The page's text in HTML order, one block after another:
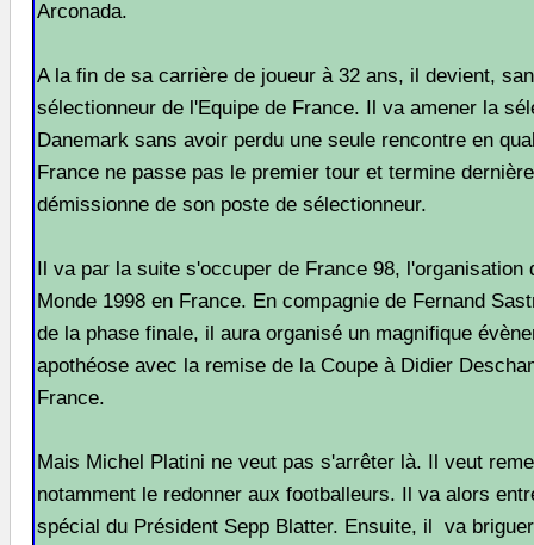
Arconada.
A la fin de sa carrière de joueur à 32 ans, il devient,
sélectionneur de l'Equipe de France. Il va amener la
Danemark sans avoir perdu une seule rencontre en
France ne passe pas le premier tour et termine
démissionne de son poste de sélectionneur.
Il va par la suite s'occuper de France 98, l'organisation
Monde 1998 en France. En compagnie de Fernand
de la phase finale, il aura organisé un magnifique
apothéose avec la remise de la Coupe à Didier
France.
Mais Michel Platini ne veut pas s'arrêter là. Il veut
notamment le redonner aux footballeurs. Il va alors
spécial du Président Sepp Blatter. Ensuite, il va